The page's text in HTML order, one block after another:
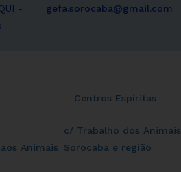
-
gefa.sorocaba@gmail.com
Animais
Centros Espíritas
c/ Trabalho dos Animais
Sorocaba e região